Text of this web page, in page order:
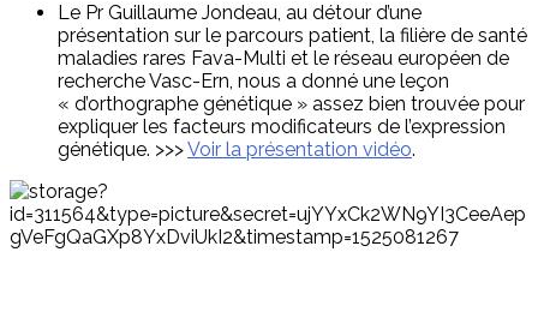
Le Pr Guillaume Jondeau, au détour d’une
présentation sur le parcours patient, la filière de santé
maladies rares Fava-Multi et le réseau européen de
recherche Vasc-Ern, nous a donné une leçon
« d’orthographe génétique » assez bien trouvée pour
expliquer les facteurs modificateurs de l’expression
génétique. >>>Voir la présentation vidéo.